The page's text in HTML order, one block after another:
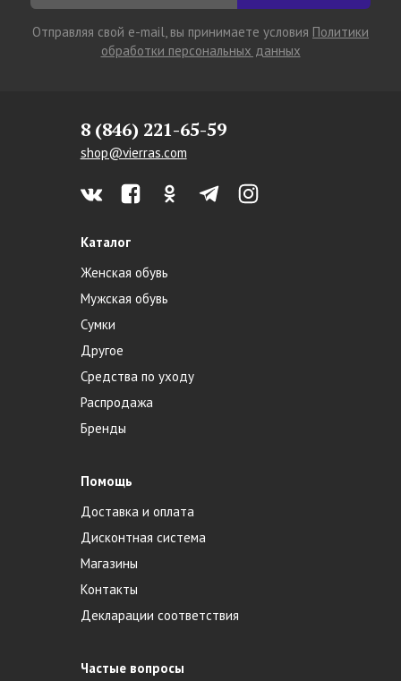
Отправляя свой e-mail, вы принимаете условия Политики
обработки персональных данных
8 (846) 221-65-59
shop@vierras.com
Каталог
Женская обувь
Мужская обувь
Сумки
Другое
Средства по уходу
Распродажа
Бренды
Помощь
Доставка и оплата
Дисконтная система
Магазины
Контакты
Декларации соответствия
Частые вопросы